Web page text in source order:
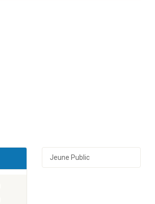
Jeune Public